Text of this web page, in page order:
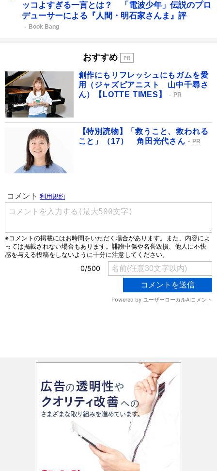
ッコよすぎる一言とは？ 「電波少年」伝説のプロ
デューサーによる『人間・明石家さんま』評
Book Bang
おすすめ
創作にもリフレッシュにもガムを愛
用（ジャズピアニスト 山中千尋さ
ん）【LOTTE TIMES】
PR
【特別読物】「救うこと、救われる
こと」（17） 角田光代さん
PR